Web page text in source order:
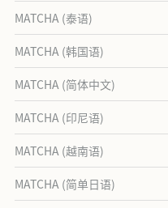
MATCHA (泰语)
MATCHA (韩国语)
MATCHA (简体中文)
MATCHA (印尼语)
MATCHA (越南语)
MATCHA (简单日语)